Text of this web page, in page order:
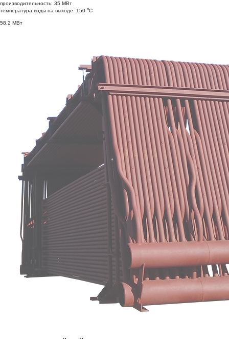
производительность: 35 МВт
температура воды на выходе: 150 оС
58,2 МВт